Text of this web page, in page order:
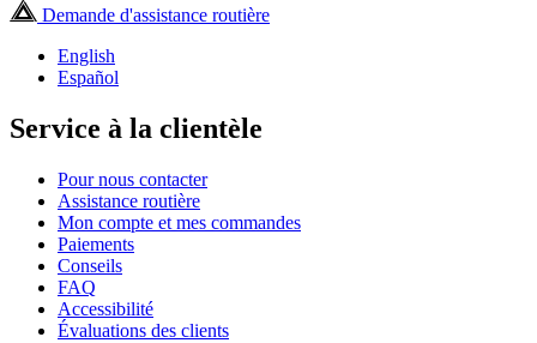
Demande d'assistance routière
English
Español
Service à la clientèle
Pour nous contacter
Assistance routière
Mon compte et mes commandes
Paiements
Conseils
FAQ
Accessibilité
Évaluations des clients